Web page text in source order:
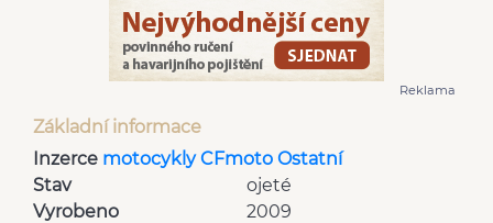
Reklama
Základní informace
Inzerce motocykly CFmoto Ostatní
Stav
ojeté
Vyrobeno
2009